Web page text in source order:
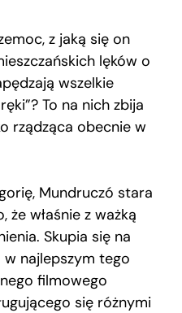
z jaką się on
lęków o
wszelkie
To na nich zbija
rządząca obecnie w
Mundruczó stara
właśnie z ważką
Skupia się na
najlepszym tego
filmowego
się różnymi